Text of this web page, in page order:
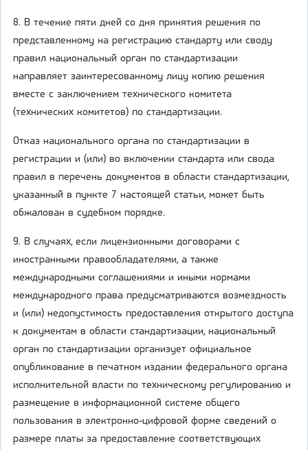
8. В течение пяти дней со дня принятия решения по
представленному на регистрацию стандарту или своду
правил национальный орган по стандартизации
направляет заинтересованному лицу копию решения
вместе с заключением технического комитета
(технических комитетов) по стандартизации.
Отказ национального органа по стандартизации в
регистрации и (или) во включении стандарта или свода
правил в перечень документов в области стандартизации,
указанный в пункте 7 настоящей статьи, может быть
обжалован в судебном порядке.
9. В случаях, если лицензионными договорами с
иностранными правообладателями, а также
международными соглашениями и иными нормами
международного права предусматриваются возмездность
и (или) недопустимость предоставления открытого доступа
к документам в области стандартизации, национальный
орган по стандартизации организует официальное
опубликование в печатном издании федерального органа
исполнительной власти по техническому регулированию и
размещение в информационной системе общего
пользования в электронно-цифровой форме сведений о
размере платы за предоставление соответствующих